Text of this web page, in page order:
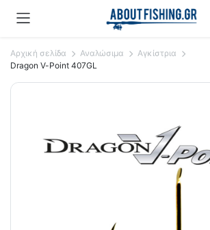
Αρχική σελίδα Αναλώσιμα
Αγκίστρια
Dragon V-Point 407GL